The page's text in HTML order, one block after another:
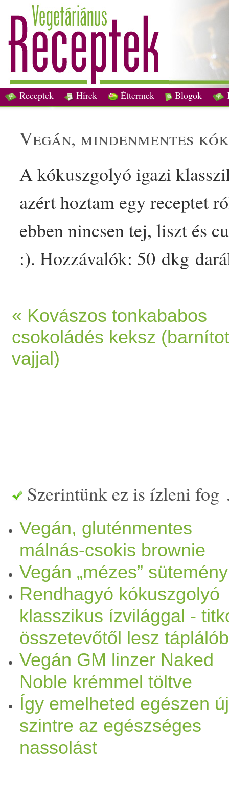
Receptek Hírek Éttermek Blogok
vegán, mindenmentes
Akókuszgolyó igazi
azért hoztam egy receptet
ebben nincsentej,liszt és
:). Hozzávalók: 50 dkg
Nature Cooktakókuszolaj
Noble Törökmogyorókrém
« Kovászos tonkababos
csokoládés keksz
vajjal)
Szerintünk ez is ízleni
Vegán, gluténmentes
málnás-csokis brownie
Vegán „mézes” sütemény
Rendhagyó kókuszgolyó
klasszikus ízvilággal -
összetevőtől lesz
Vegán GM linzer Naked
Noble krémmel töltve
Így emelheted egészen új
szintre az egészséges
nassolást